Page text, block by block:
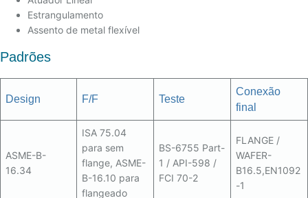
Estrangulamento
Assento de metal flexível
Padrões
Design F/F Teste
Conexão
final
ASME-B-
16.34
ISA 75.04
para sem
flange, ASME-
B-16.10 para
flangeado
BS-6755 Part-
1 / API-598 /
FCI 70-2
FLANGE /
WAFER-
B16.5,EN1092
-1